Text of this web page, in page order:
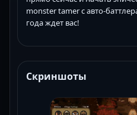
monster tamer с авто-
года ждет вас!
Скриншоты